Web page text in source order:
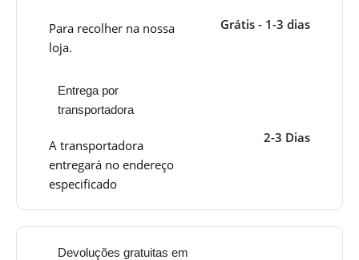
Para recolher na nossa
loja.
Grátis - 1-3 dias
Entrega por
transportadora
A transportadora
entregará no endereço
especificado
2-3 Dias
Devoluções gratuitas em